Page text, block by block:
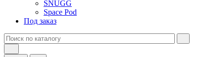
SNUGG
Space Pod
Под заказ